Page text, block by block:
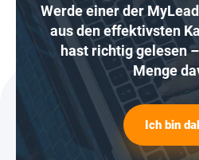
Werde einer der
aus den effektivsten
hast richtig gelesen
Menge
Ich bin